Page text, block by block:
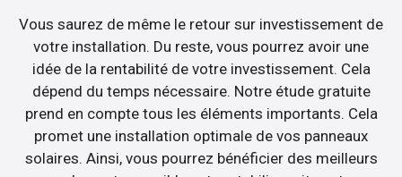
Vous saurez de même le retour sur investissement de
votre installation. Du reste, vous pourrez avoir une
idée de la rentabilité de votre investissement. Cela
dépend du temps nécessaire. Notre étude gratuite
prend en compte tous les éléments importants. Cela
promet une installation optimale de vos panneaux
solaires. Ainsi, vous pourrez bénéficier des meilleurs